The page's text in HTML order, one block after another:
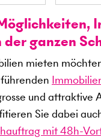
ganzen
mieten
und attraktive
Sie dabei
mit 48h-